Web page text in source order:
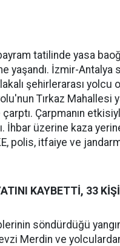
tatilinde yasa
yaşandı. İzmir-Antalya
şehirlerarası yolcu
Tırkaz Mahallesi
Çarpmanın
İhbar üzerine kaza
polis, itfaiye ve
KAYBETTİ, 33
söndürdüğü
Merdin ve